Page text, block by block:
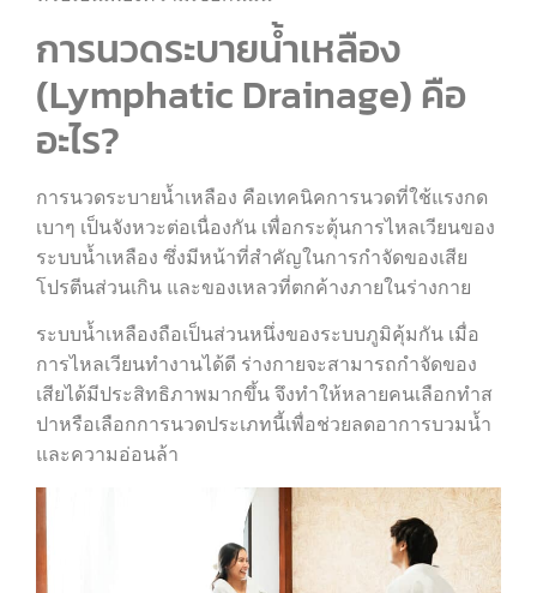
การนวดระบายน้ำเหลือง
(Lymphatic Drainage) คือ
อะไร?
การนวดระบายน้ำเหลือง คือเทคนิคการนวดที่ใช้แรงกด
เบาๆ เป็นจังหวะต่อเนื่องกัน เพื่อกระตุ้นการไหลเวียนของ
ระบบน้ำเหลือง ซึ่งมีหน้าที่สำคัญในการกำจัดของเสีย
โปรตีนส่วนเกิน และของเหลวที่ตกค้างภายในร่างกาย
ระบบน้ำเหลืองถือเป็นส่วนหนึ่งของระบบภูมิคุ้มกัน เมื่อ
การไหลเวียนทำงานได้ดี ร่างกายจะสามารถกำจัดของ
เสียได้มีประสิทธิภาพมากขึ้น จึงทำให้หลายคนเลือกทำส
ปาหรือเลือกการนวดประเภทนี้เพื่อช่วยลดอาการบวมน้ำ
และความอ่อนล้า